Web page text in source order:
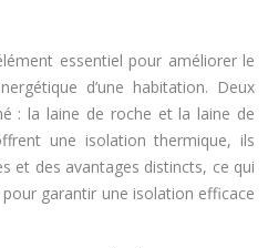
essentiel pour améliorer le
d’une habitation. Deux
: la laine de roche et la laine de
une isolation thermique, ils
et des avantages distincts, ce qui
garantir une isolation efficace